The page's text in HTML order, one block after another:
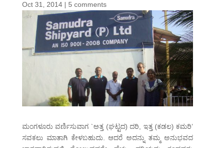
Oct 31, 2014| 5 comments
ಮಂಗಳೂರು ವರ್ಣಿಸುವಾಗ `ಅತ್ತ (ಘಟ್ಟದ) ದರಿ, ಇತ್ತ (ಕಡಲ) ಕಮರಿ’
ಸವಕಲು ಮಾತಾಗಿ ಕೇಳಬಹುದು. ಆದರೆ ಅದನ್ನು ತಮ್ಮ ಅನುಭವದ